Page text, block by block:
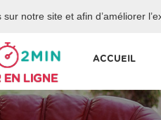
ACCUEIL
notre site et afin d’améliorer